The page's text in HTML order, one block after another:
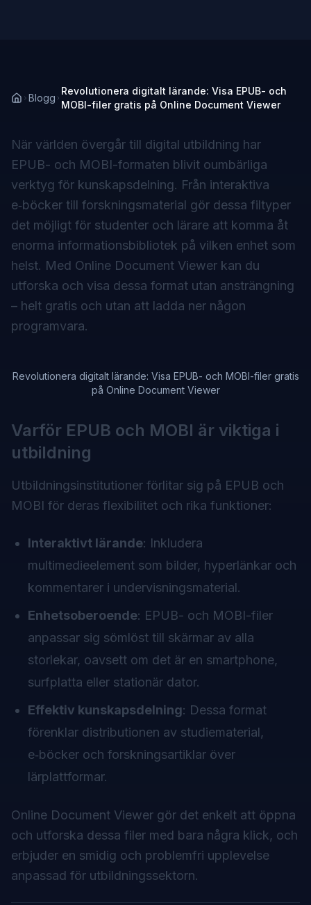
Blogg
Revolutionera digitalt lärande: Visa EPUB- och
MOBI-filer gratis på Online Document Viewer
När världen övergår till digital utbildning har
EPUB- och MOBI-formaten blivit oumbärliga
verktyg för kunskapsdelning. Från interaktiva
e‑böcker till forskningsmaterial gör dessa filtyper
det möjligt för studenter och lärare att komma åt
enorma informationsbibliotek på vilken enhet som
helst. Med Online Document Viewer kan du
utforska och visa dessa format utan ansträngning
– helt gratis och utan att ladda ner någon
programvara.
Revolutionera digitalt lärande: Visa EPUB- och MOBI-filer gratis
på Online Document Viewer
Varför EPUB och MOBI är viktiga i
utbildning
Utbildningsinstitutioner förlitar sig på EPUB och
MOBI för deras flexibilitet och rika funktioner:
Interaktivt lärande: Inkludera
multimedieelement som bilder, hyperlänkar och
kommentarer i undervisningsmaterial.
Enhetsoberoende: EPUB- och MOBI-filer
anpassar sig sömlöst till skärmar av alla
storlekar, oavsett om det är en smartphone,
surfplatta eller stationär dator.
Effektiv kunskapsdelning: Dessa format
förenklar distributionen av studiematerial,
e‑böcker och forskningsartiklar över
lärplattformar.
Online Document Viewer gör det enkelt att öppna
och utforska dessa filer med bara några klick, och
erbjuder en smidig och problemfri upplevelse
anpassad för utbildningssektorn.